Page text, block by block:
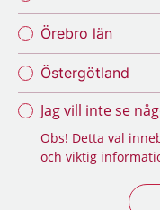
Örebro län
Östergötland
Jag vill inte se
Obs! Detta val
och viktig